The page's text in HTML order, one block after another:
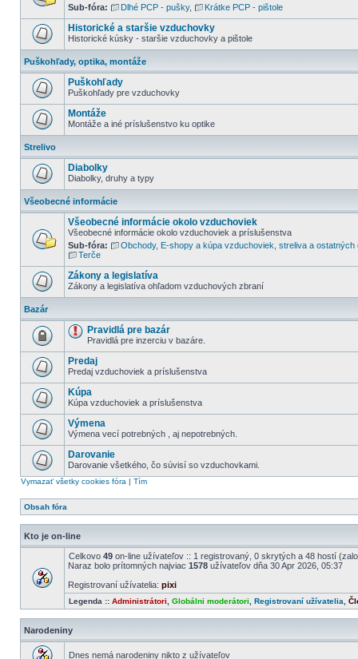
Sub-fóra:
Dlhé PCP - pušky, Krátke PCP - pištole
Historické a staršie vzduchovky
Historické kúsky - staršie vzduchovky a pištole
Puškohľady, optika, montáže
Puškohľady
Puškohľady pre vzduchovky
Montáže
Montáže a iné príslušenstvo ku optike
Strelivo
Diabolky
Diabolky, druhy a typy
Všeobecné informácie
Všeobecné informácie okolo vzduchoviek
Všeobecné informácie okolo vzduchoviek a príslušenstva
Sub-fóra:
Obchody, E-shopy a kúpa vzduchoviek, streliva a ostatných
Terče
Zákony a legislatíva
Zákony a legislatíva ohľadom vzduchových zbraní
Bazár
Pravidlá pre bazár
Pravidlá pre inzerciu v bazáre.
Predaj
Predaj vzduchoviek a príslušenstva
Kúpa
Kúpa vzduchoviek a príslušenstva
Výmena
Výmena vecí potrebných , aj nepotrebných.
Darovanie
Darovanie všetkého, čo súvisí so vzduchovkami.
Vymazať všetky cookies fóra | Tím
Obsah fóra
Kto je on-line
Celkovo 49 on-line užívateľov :: 1 registrovaný, 0 skrytých a 48 hostí
Naraz bolo prítomných najviac 1578 užívateľov dňa 30 Apr 2026, 05:37
Registrovaní užívatelia: pixi
Legenda :: Administrátori Globálni moderátori Registrovaní užívatelia
Narodeniny
Dnes nemá narodeniny nikto z užívateľov